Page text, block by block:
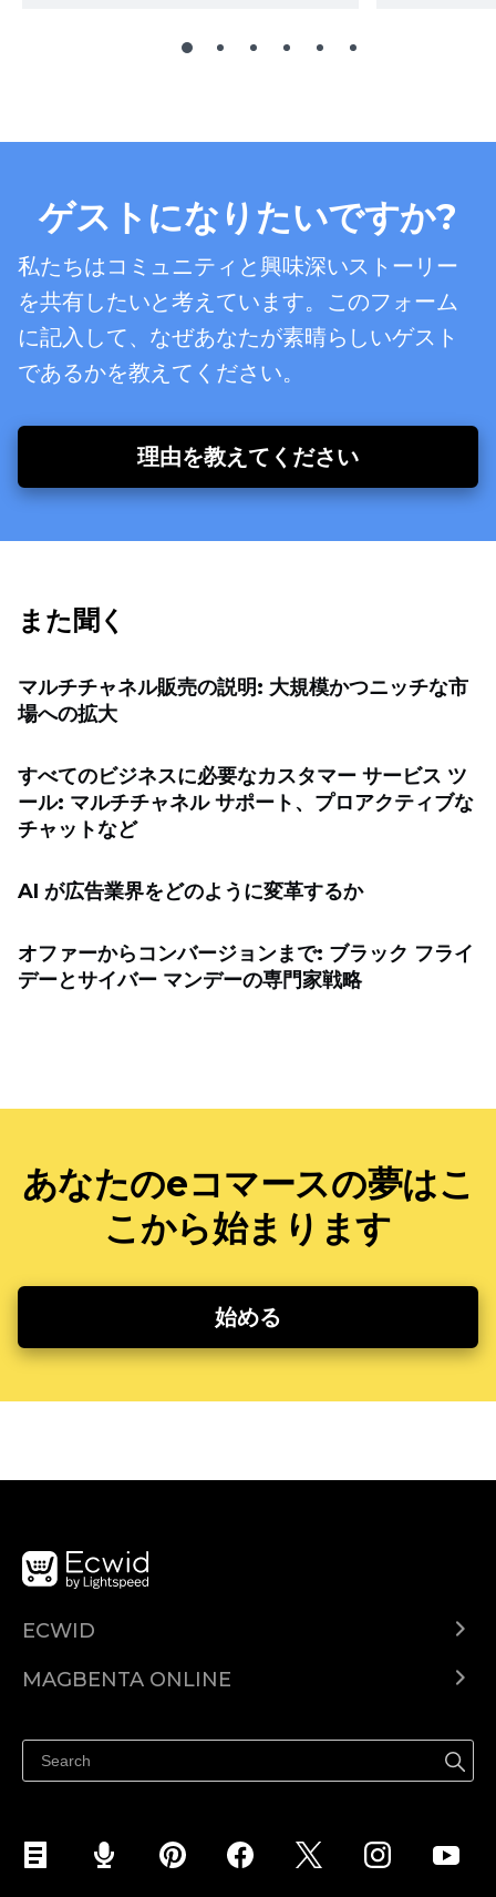
ゲストになりたいですか?
私たちはコミュニティと興味深いストーリー
を共有したいと考えています。このフォーム
に記入して、なぜあなたが素晴らしいゲスト
であるかを教えてください。
理由を教えてください
また聞く
マルチチャネル販売の説明: 大規模かつニッチな市
場への拡大
すべてのビジネスに必要なカスタマー サービス ツ
ール: マルチチャネル サポート、プロアクティブな
チャットなど
AI が広告業界をどのように変革するか
オファーからコンバージョンまで: ブラック フライ
デーとサイバー マンデーの専門家戦略
あなたのeコマースの夢はこ
こから始まります
始める
ECWID
Help center
MAGBENTA ONLINE
Ibenta sa Facebook